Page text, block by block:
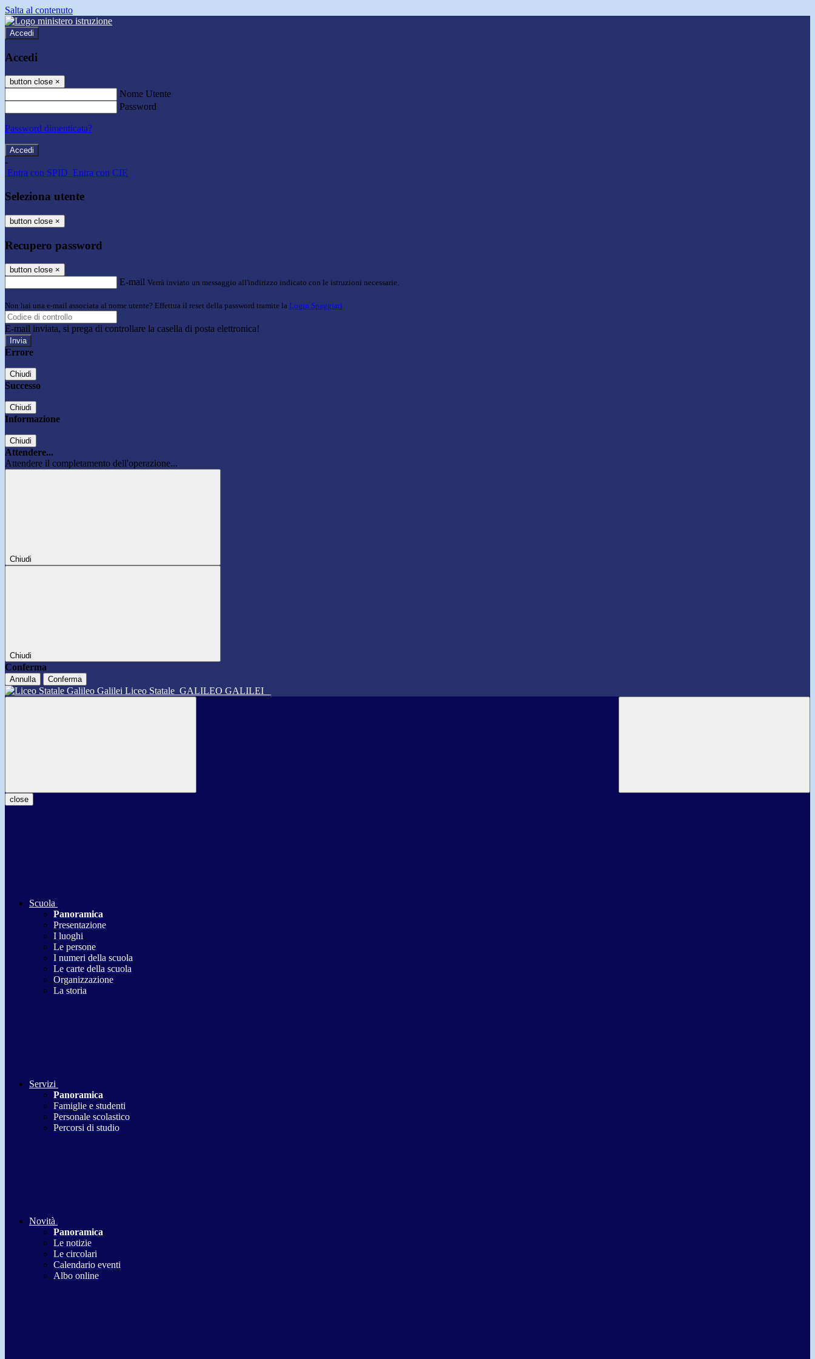
Salta al contenuto
Accedi
Accedi
button close ×
Nome Utente
Password
Password dimenticata?
-
Entra con SPID Entra con CIE
Seleziona utente
button close ×
Recupero password
button close ×
E-mail Verrà inviato un messaggio all'indirizzo indicato con le istruzioni necessarie.
Non hai una e-mail associata al nome utente? Effettua il reset della password tramite la Login Spaggiari
E-mail inviata, si prega di controllare la casella di posta elettronica!
Errore
Chiudi
Successo
Chiudi
Informazione
Chiudi
Attendere...
Attendere il completamento dell'operazione...
Chiudi
Chiudi
Conferma
Annulla Conferma
Liceo Statale GALILEO GALILEI
close
Scuola
Panoramica
Presentazione
I luoghi
Le persone
I numeri della scuola
Le carte della scuola
Organizzazione
La storia
Servizi
Panoramica
Famiglie e studenti
Personale scolastico
Percorsi di studio
Novità
Panoramica
Le notizie
Le circolari
Calendario eventi
Albo online